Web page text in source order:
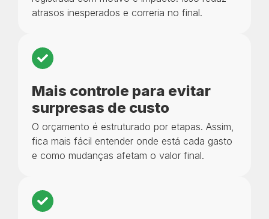
atrasos inesperados e correria no final.
Mais controle para evitar
surpresas de custo
O orçamento é estruturado por etapas. Assim,
fica mais fácil entender onde está cada gasto
e como mudanças afetam o valor final.